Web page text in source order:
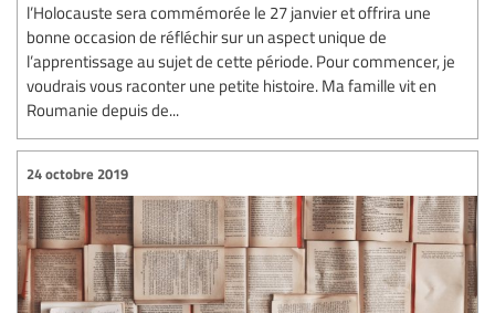
l’Holocauste sera commémorée le 27 janvier et offrira une
bonne occasion de réfléchir sur un aspect unique de
l’apprentissage au sujet de cette période. Pour commencer, je
voudrais vous raconter une petite histoire. Ma famille vit en
Roumanie depuis de...
24 octobre 2019